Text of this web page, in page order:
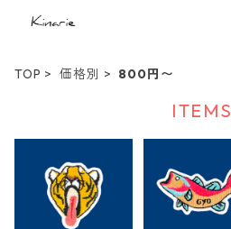
TOP 価格別 800円〜
ITEMS